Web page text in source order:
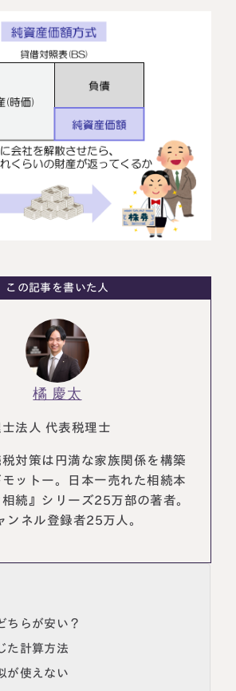
大阪事務所
〒530-0017
大阪府大阪市北区角田町8番47号
阪急グランドビル20階
丁目28
大宮事務所
募集中）
この記事を書いた人
橘 慶太
法人 代表税理士
税対策は円満な家族関係を構築
ットー。日本一売れた相続本
相続』シリーズ25万部の著者。
ネル登録者25万人。
ちらが安い？
た計算方法
が使えない